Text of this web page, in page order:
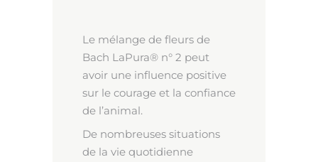
Le mélange de fleurs de
Bach LaPura® n° 2 peut
avoir une influence positive
sur le courage et la confiance
de l’animal.
De nombreuses situations
de la vie quotidienne